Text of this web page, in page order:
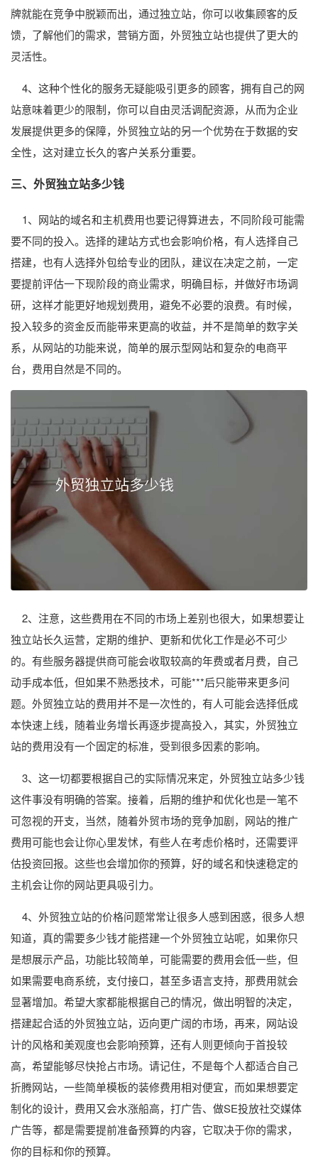
牌就能在竞争中脱颖而出，通过独立站，你可以收集顾客的反
馈，了解他们的需求，营销方面，外贸独立站也提供了更大的
灵活性。
4、这种个性化的服务无疑能吸引更多的顾客，拥有自己的网
站意味着更少的限制，你可以自由灵活调配资源，从而为企业
发展提供更多的保障，外贸独立站的另一个优势在于数据的安
全性，这对建立长久的客户关系分重要。
三、外贸独立站多少钱
1、网站的域名和主机费用也要记得算进去，不同阶段可能需
要不同的投入。选择的建站方式也会影响价格，有人选择自己
搭建，也有人选择外包给专业的团队，建议在决定之前，一定
要提前评估一下现阶段的商业需求，明确目标，并做好市场调
研，这样才能更好地规划费用，避免不必要的浪费。有时候，
投入较多的资金反而能带来更高的收益，并不是简单的数字关
系，从网站的功能来说，简单的展示型网站和复杂的电商平
台，费用自然是不同的。
2、注意，这些费用在不同的市场上差别也很大，如果想要让
独立站长久运营，定期的维护、更新和优化工作是必不可少
的。有些服务器提供商可能会收取较高的年费或者月费，自己
动手成本低，但如果不熟悉技术，可能***后只能带来更多问
题。外贸独立站的费用并不是一次性的，有人可能会选择低成
本快速上线，随着业务增长再逐步提高投入，其实，外贸独立
站的费用没有一个固定的标准，受到很多因素的影响。
3、这一切都要根据自己的实际情况来定，外贸独立站多少钱
这件事没有明确的答案。接着，后期的维护和优化也是一笔不
可忽视的开支，当然，随着外贸市场的竞争加剧，网站的推广
费用可能也会让你心里发怵，有些人在考虑价格时，还需要评
估投资回报。这些也会增加你的预算，好的域名和快速稳定的
主机会让你的网站更具吸引力。
4、外贸独立站的价格问题常常让很多人感到困惑，很多人想
知道，真的需要多少钱才能搭建一个外贸独立站呢，如果你只
是想展示产品，功能比较简单，可能需要的费用会低一些，但
如果需要电商系统，支付接口，甚至多语言支持，那费用就会
显著增加。希望大家都能根据自己的情况，做出明智的决定，
搭建起合适的外贸独立站，迈向更广阔的市场，再来，网站设
计的风格和美观度也会影响预算，还有人则更倾向于首投较
高，希望能够尽快抢占市场。请记住，不是每个人都适合自己
折腾网站，一些简单模板的装修费用相对便宜，而如果想要定
制化的设计，费用又会水涨船高，打广告、做SE投放社交媒体
广告等，都是需要提前准备预算的内容，它取决于你的需求，
你的目标和你的预算。